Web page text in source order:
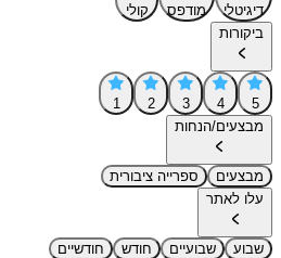
דיגיטלי מודפס
קולי
ביקורות
5
4
3
2
1
מבצעים/הנחות
מבצעים
ספרייה ציבורית
עלו לאתר
שבוע שבועיים חודש
חודשיים